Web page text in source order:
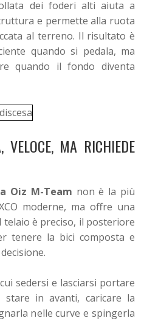
dei foderi alti aiuta a
e permette alla ruota
al terreno. Il risultato è
quando si pedala, ma
quando il fondo diventa
VELOCE, MA RICHIEDE
Oiz M-Team non è la più
moderne, ma offre una
telaio è preciso, il posteriore
tenere la bici composta e
sedersi e lasciarsi portare
stare in avanti, caricare la
nelle curve e spingerla